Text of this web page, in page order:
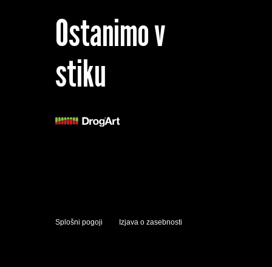
Ostanimo v
stiku
Splošni pogoji Izjava o zasebnosti